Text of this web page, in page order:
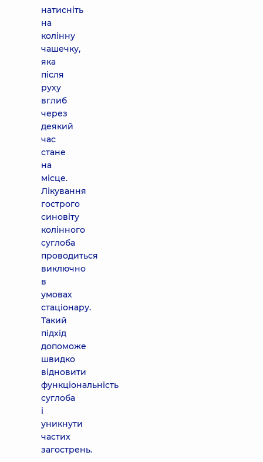
натисніть
на
колінну
чашечку,
яка
після
руху
вглиб
через
деякий
час
стане
на
місце.
Лікування
гострого
синовіту
колінного
суглоба
проводиться
виключно
в
умовах
стаціонару.
Такий
підхід
допоможе
швидко
відновити
функціональність
суглоба
і
уникнути
частих
загострень.